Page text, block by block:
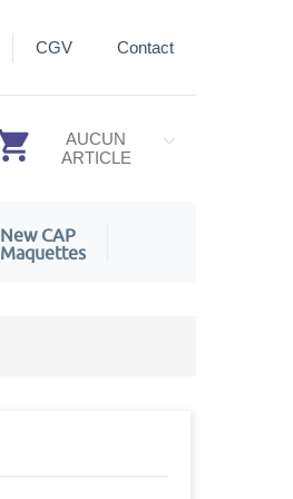
CGV Contact
AUCUN
ARTICLE
New CAP
Maquettes